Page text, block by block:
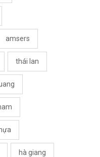
amsers
thái lan
hà giang